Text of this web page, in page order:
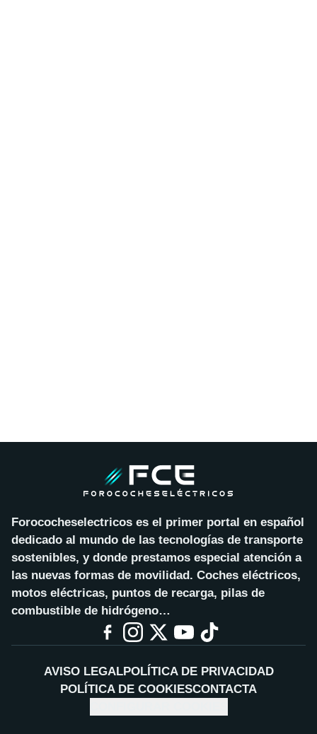
Forococheselectricos es el primer portal en español
dedicado al mundo de las tecnologías de transporte
sostenibles, y donde prestamos especial atención a
las nuevas formas de movilidad. Coches eléctricos,
motos eléctricas, puntos de recarga, pilas de
combustible de hidrógeno…
AVISO LEGALPOLÍTICA DE PRIVACIDAD
POLÍTICA DE COOKIESCONTACTA